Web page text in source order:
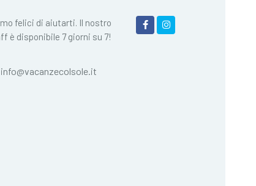
felici di aiutarti. Il nostro
è disponibile 7 giorni su 7!
info@vacanzecolsole.it